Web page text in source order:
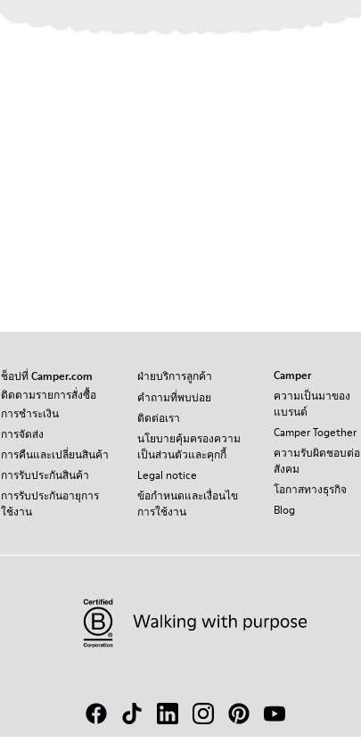
ช็อปที่ Camper.com
ติดตามรายการสั่งซื้อ
การชำระเงิน
การจัดส่ง
การคืนและเปลี่ยนสินค้า
การรับประกันสินค้า
การรับประกันอายุการ
ใช้งาน
ฝ่ายบริการลูกค้า
คำถามที่พบบ่อย
ติดต่อเรา
นโยบายคุ้มครองความ
เป็นส่วนตัวและคุกกี้
Legal notice
ข้อกำหนดและเงื่อนไข
การใช้งาน
Camper
ความเป็นมาของ
แบรนด์
Camper Together
ความรับผิดชอบต่อ
สังคม
โอกาสทางธุรกิจ
Blog